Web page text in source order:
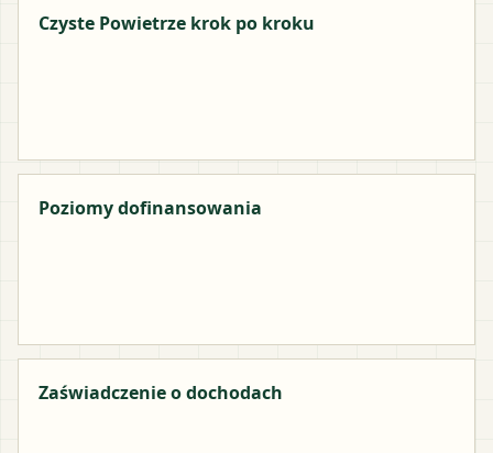
Czyste Powietrze krok po kroku
Poziomy dofinansowania
Zaświadczenie o dochodach